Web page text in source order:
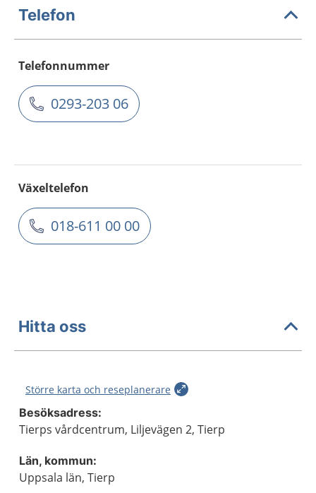
Telefon
Telefonnummer
0293-203 06
Växeltelefon
018-611 00 00
Hitta oss
Större karta och reseplanerare
Besöksadress:
Tierps vårdcentrum, Liljevägen 2, Tierp
Län, kommun:
Uppsala län, Tierp